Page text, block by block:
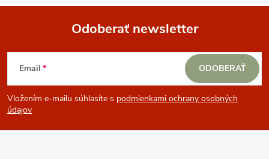
Z
á
p
Odoberať newsletter
Email
Vložením e-mailu súhlasíte s podmienkami ochrany osobných
údajov
ODOBERAŤ